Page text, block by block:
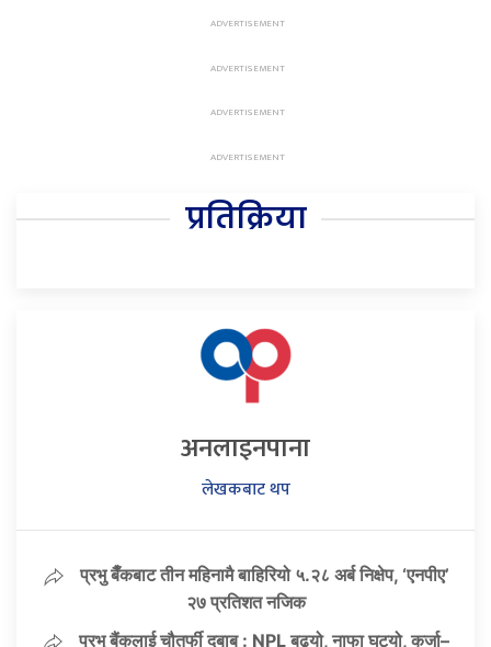
प्रतिक्रिया
अनलाइनपाना
लेखकबाट थप
प्रभु बैँकबाट तीन महिनामै बाहिरियो ५.२८ अर्ब निक्षेप, ‘एनपीए’
२७ प्रतिशत नजिक
प्रभु बैंकलाई चौतर्फी दबाब : NPL बढ्यो, नाफा घट्यो, कर्जा–